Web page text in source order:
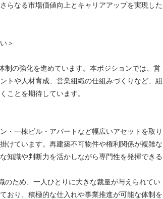
らなる市場価値向上とキャリアアップを実現した
＞
制の強化を進めています。本ポジションでは、営
トや人材育成、営業組織の仕組みづくりなど、組
ことを期待しています。
・一棟ビル・アパートなど幅広いアセットを取り
けています。再建築不可物件や権利関係が複雑な
知識や判断力を活かしながら専門性を発揮できる
のため、一人ひとりに大きな裁量が与えられてい
おり、積極的な仕入れや事業推進が可能な体制を